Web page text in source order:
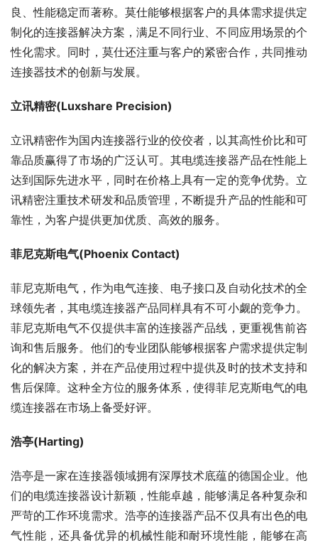
良、性能稳定而著称。莫仕能够根据客户的具体需求提供定
制化的连接器解决方案，满足不同行业、不同应用场景的个
性化需求。同时，莫仕还注重与客户的紧密合作，共同推动
连接器技术的创新与发展。
立讯精密(Luxshare Precision)
立讯精密作为国内连接器行业的佼佼者，以其高性价比和可
靠品质赢得了市场的广泛认可。其电缆连接器产品在性能上
达到国际先进水平，同时在价格上具有一定的竞争优势。立
讯精密注重技术研发和品质管理，不断提升产品的性能和可
靠性，为客户提供更加优质、高效的服务。
菲尼克斯电气(Phoenix Contact)
菲尼克斯电气，作为电气连接、电子接口及自动化技术的全
球领先者，其电缆连接器产品同样具有不可小觑的竞争力。
菲尼克斯电气不仅提供丰富的连接器产品线，更重视售前咨
询和售后服务。他们的专业团队能够根据客户需求提供定制
化的解决方案，并在产品使用过程中提供及时的技术支持和
售后保障。这种全方位的服务体系，使得菲尼克斯电气的电
缆连接器在市场上备受好评。
浩亭(Harting)
浩亭是一家在连接器领域拥有深厚技术底蕴的德国企业。他
们的电缆连接器设计新颖，性能卓越，能够满足各种复杂和
严苛的工作环境需求。浩亭的连接器产品不仅具有出色的电
气性能，还具备优异的机械性能和耐环境性能，能够在高